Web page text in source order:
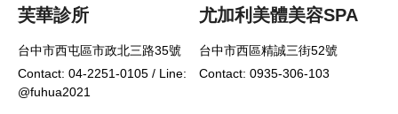
芙華診所
台中市西屯區市政北三路35號
Contact: 04-2251-0105 / Line:
@fuhua2021
尤加利美體美容SPA
台中市西區精誠三街52號
Contact: 0935-306-103